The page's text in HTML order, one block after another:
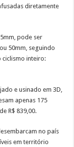
diretamente
pode ser
50mm, seguindo
ciclismo inteiro:
e usinado em 3D,
apenas 175
R$ 839,00.
no país
em território